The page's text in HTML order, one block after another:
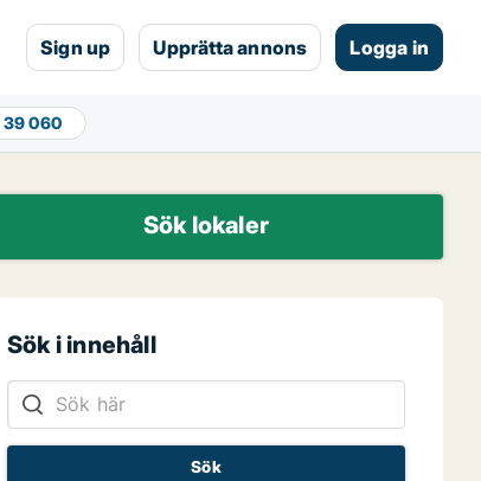
Sign up Upprätta annons Logga in
39 060
Sök lokaler
Sök i innehåll